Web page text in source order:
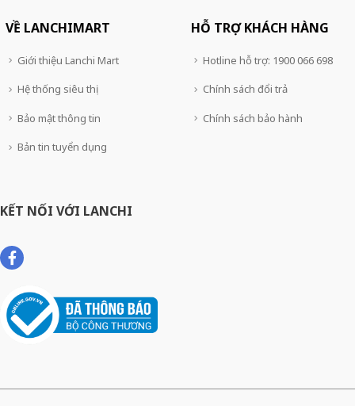
VỀ LANCHIMART
Giới thiệu Lanchi Mart
Hệ thống siêu thị
Bảo mật thông tin
Bản tin tuyển dụng
HỖ TRỢ KHÁCH HÀNG
Hotline hỗ trợ: 1900 066 698
Chính sách đổi trả
Chính sách bảo hành
KẾT NỐI VỚI LANCHI